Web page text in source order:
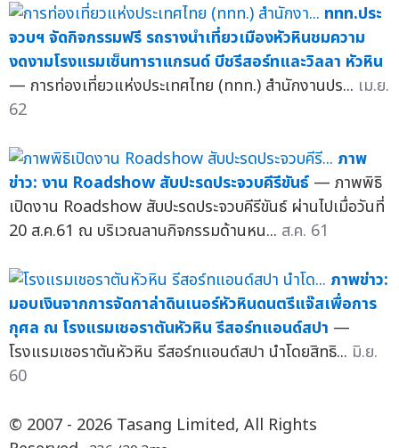
ททท.ประ
จวบฯ จัดกิจกรรมฟรี รถรางนำเที่ยวเมืองหัวหินชมความ
งดงามโรงแรมเซ็นทาราแกรนด์ บีชรีสอร์ทและวิลลา หัวหิน
— การท่องเที่ยวแห่งประเทศไทย (ททท.) สำนักงานปร... เม.ย.
62
ภาพ
ข่าว: งาน Roadshow สับปะรดประจวบคีรีขันธ์ — ภาพพิธิ
เปิดงาน Roadshow สับปะรดประจวบคีรีขันธ์ ผ่านไปเมื่อวันที่
20 ส.ค.61 ณ บริเวณลานกิจกรรมด้านหน... ส.ค. 61
ภาพข่าว:
มอบเงินจากการจัดกาล่าดินเนอร์หัวหินดนตรีแจ๊สเพื่อการ
กุศล ณ โรงแรมเชอราตันหัวหิน รีสอร์ทแอนด์สปา —
โรงแรมเชอราตันหัวหิน รีสอร์ทแอนด์สปา นำโดยสิทธิ... มิ.ย.
60
© 2007 - 2026 Tasang Limited, All Rights